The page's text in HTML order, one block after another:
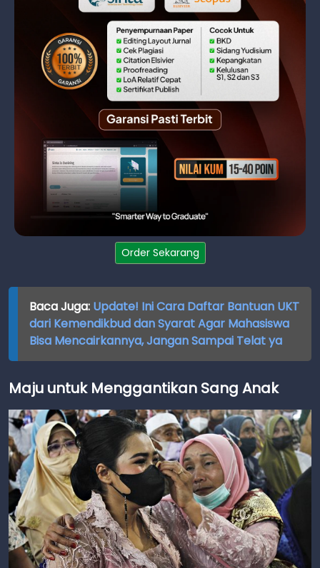
Order Sekarang
Baca Juga: Update! Ini Cara Daftar Bantuan UKT
dari Kemendikbud dan Syarat Agar Mahasiswa
Bisa Mencairkannya, Jangan Sampai Telat ya
Maju untuk Menggantikan Sang Anak